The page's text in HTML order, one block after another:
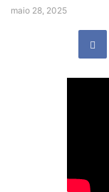
maio 28, 2025